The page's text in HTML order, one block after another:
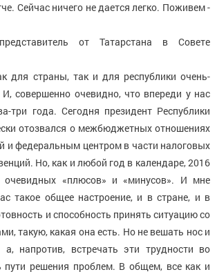
Сейчас ничего не дается легко. Поживем -
от Татарстана в Совете
для страны, так и для республики очень-
совершенно очевидно, что впереди у нас
три года. Сегодня президент Республики
отозвался о межбюджетных отношениях
и федеральным центром в части налоговых
Но, как и любой год в календаре, 2016
очевидных «плюсов» и «минусов». И мне
такое общее настроение, и в стране, и в
и способность принять ситуацию со
такую, какая она есть. Но не вешать нос и
напротив, встречать эти трудности во
пути решения проблем. В общем, все как и